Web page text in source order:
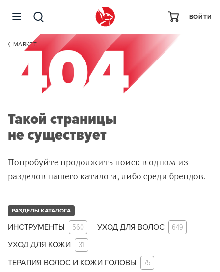
ВОЙТИ
MARKET
Такой страницы
не существует
Попробуйте продолжить поиск в одном из
разделов нашего каталога, либо среди брендов.
РАЗДЕЛЫ КАТАЛОГА
ИНСТРУМЕНТЫ 560 УХОД ДЛЯ ВОЛОС 649
УХОД ДЛЯ КОЖИ 31
ТЕРАПИЯ ВОЛОС И КОЖИ ГОЛОВЫ 75